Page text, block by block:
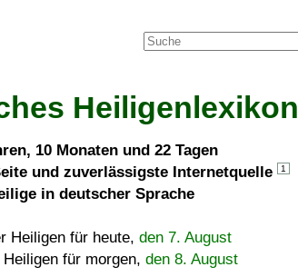
Heiligenlexikon
10 Monaten und 22 Tagen
und zuverlässigste Internetquelle
1
in deutscher Sprache
Heiligen für heute, den 7. August
für morgen, den 8. August